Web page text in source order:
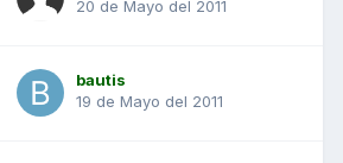
20 de Mayo del 2011
bautis
19 de Mayo del 2011